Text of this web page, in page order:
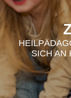
SICH AN